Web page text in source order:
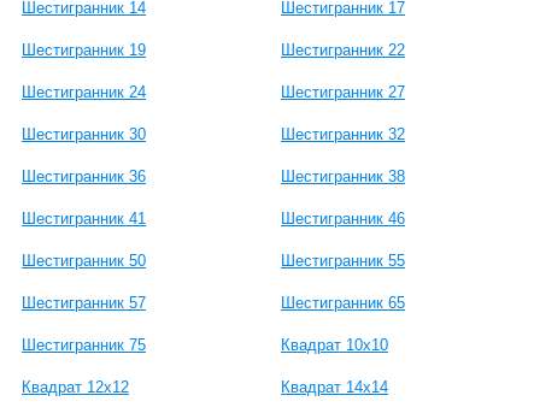
Шестигранник 14 Шестигранник 17
Шестигранник 19 Шестигранник 22
Шестигранник 24 Шестигранник 27
Шестигранник 30 Шестигранник 32
Шестигранник 36 Шестигранник 38
Шестигранник 41 Шестигранник 46
Шестигранник 50 Шестигранник 55
Шестигранник 57 Шестигранник 65
Шестигранник 75 Квадрат 10x10
Квадрат 12x12 Квадрат 14x14